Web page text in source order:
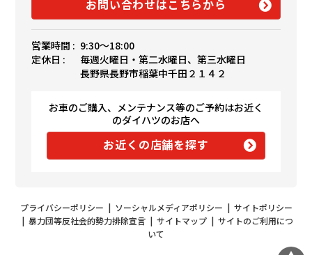
お問い合わせはこちらから
営業時間 : 9:30〜18:00
定休日 :
毎週火曜日・第二水曜日、第三水曜日
長野県長野市稲葉中千田２１４２
お車のご購入、メンテナンス等のご予約はお近く
のダイハツのお店へ
お近くの店舗を探す
プライバシーポリシー | ソーシャルメディアポリシー | サイトポリシー
| 暴力団等反社会的勢力排除宣言| サイトマップ| サイトのご利用につ
いて